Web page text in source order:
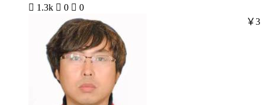
 1.3k  0  0
￥3